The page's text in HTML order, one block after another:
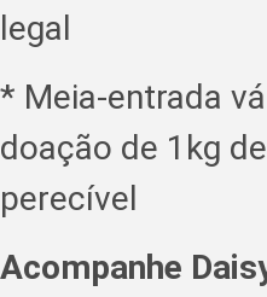
legal
* Meia-entrada
doação de 1kg
perecível
Acompanhe